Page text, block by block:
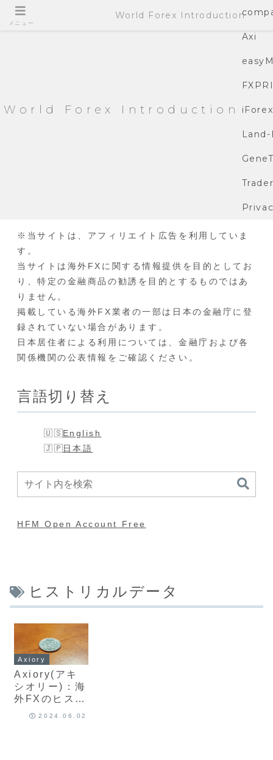
World Forex Introduction
Axi
iForex
Land-
※当サイトは、アフィリエイト広告を利用していま
す。
当サイトは海外FXに関する情報提供を目的としてお
り、特定の金融商品の勧誘を目的とするものではあ
りません。
掲載している海外FX業者の一部は日本の金融庁に登
録されていない場合があります。
日本居住者による利用については、金融庁および各
関係機関の公表情報をご確認ください。
言語切り替え
English
日本語
HFM Open Account Free
ヒストリカルデータ
Axiory
Axiory(アキ
シオリー)：海
外FXのヒスト
リカルデータ
2024.06.02
メニュー
World Forex Introduction